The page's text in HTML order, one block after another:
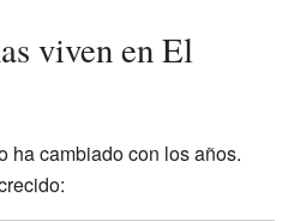
viven en El
ha cambiado con los años.